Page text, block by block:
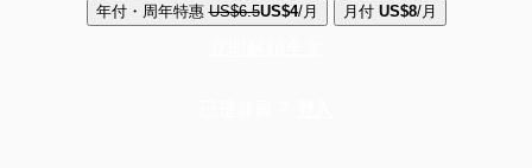
年付・周年特惠 US$6.5US$4/月 月付 US$8/月